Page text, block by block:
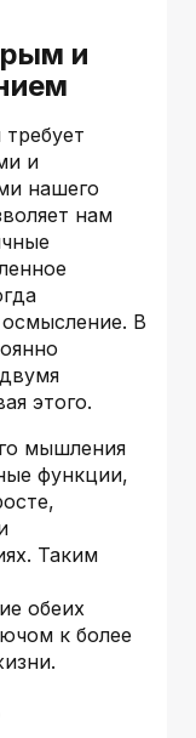
и
и
нашего
нам
В
этого.
мышления
функции,
Таким
обеих
к более